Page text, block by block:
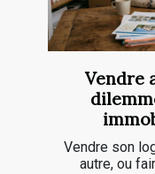
Vendre
Vendre son
autre, ou